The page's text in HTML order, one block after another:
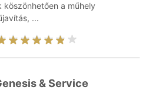
a műhely
...
& Service